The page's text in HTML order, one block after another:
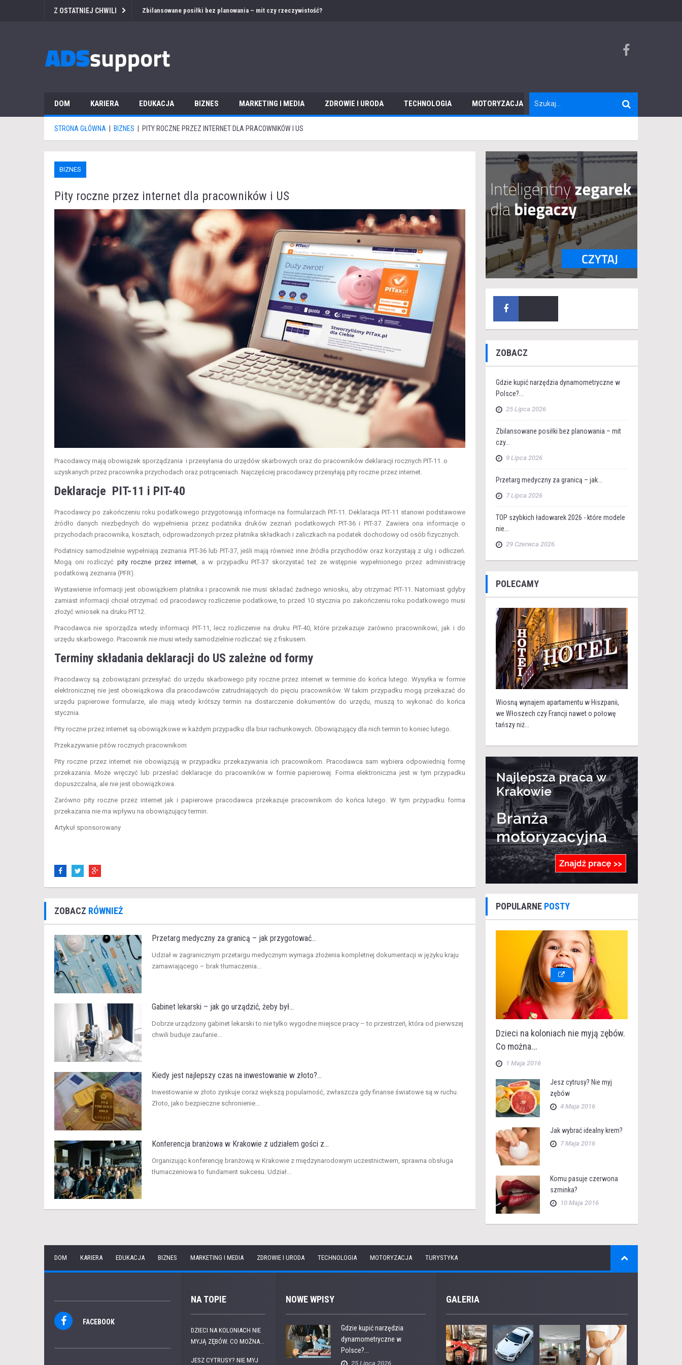
Z OSTATNIEJ CHWILI Przetarg medyczny za granicą – jak przygotować ofertę i dokumentację w obcym języku?
DOM KARIERA EDUKACJA BIZNES MARKETING I MEDIA ZDROWIE I URODA TECHNOLOGIA MOTORYZACJA TURYSTYKA
STRONA GŁÓWNA BIZNES PITY ROCZNE PRZEZ INTERNET DLA PRACOWNIKÓW I US
BIZNES
Pity roczne przez internet dla pracowników i US
Pracodawcy mają obowiązek sporządzania i przesyłania do urzędów skarbowych oraz do pracowników deklaracji rocznych PIT-11 .o
uzyskanych przez pracownika przychodach oraz potrąceniach. Najczęściej pracodawcy przesyłają pity roczne przez internet.
Deklaracje PIT-11 i PIT-40
Pracodawcy po zakończeniu roku podatkowego przygotowują informacje na formularzach PIT-11. Deklaracja PIT-11 stanowi podstawowe
źródło danych niezbędnych do wypełnienia przez podatnika druków zeznań podatkowych PIT-36 i PIT-37. Zawiera ona informacje o
przychodach pracownika, kosztach, odprowadzonych przez płatnika składkach i zaliczkach na podatek dochodowy od osób fizycznych.
Podatnicy samodzielnie wypełniają zeznania PIT-36 lub PIT-37, jeśli mają również inne źródła przychodów oraz korzystają z ulg i odliczeń.
Mogą oni rozliczyć pity roczne przez internet , a w przypadku PIT-37 skorzystać też ze wstępnie wypełnionego przez administrację
podatkową zeznania (PFR).
Wystawienie informacji jest obowiązkiem płatnika i pracownik nie musi składać żadnego wniosku, aby otrzymać PIT-11. Natomiast gdyby
zamiast informacji chciał otrzymać od pracodawcy rozliczenie podatkowe, to przed 10 stycznia po zakończeniu roku podatkowego musi
złożyć wniosek na druku PIT12.
Pracodawca nie sporządza wtedy informacji PIT-11, lecz rozliczenie na druku PIT-40, które przekazuje zarówno pracownikowi, jak i do
urzędu skarbowego. Pracownik nie musi wtedy samodzielnie rozliczać się z fiskusem.
Terminy składania deklaracji do US zależne od formy
Pracodawcy są zobowiązani przesyłać do urzędu skarbowego pity roczne przez internet w terminie do końca lutego. Wysyłka w formie
elektronicznej nie jest obowiązkowa dla pracodawców zatrudniających do pięciu pracowników. W takim przypadku mogą przekazać do
urzędu papierowe formularze, ale mają wtedy krótszy termin na dostarczenie dokumentów do urzędu, muszą to wykonać do końca
stycznia.
Pity roczne przez internet są obowiązkowe w każdym przypadku dla biur rachunkowych. Obowiązujący dla nich termin to koniec lutego.
Przekazywanie pitów rocznych pracownikom
Pity roczne przez internet nie obowiązują w przypadku przekazywania ich pracownikom. Pracodawca sam wybiera odpowiednią formę
przekazania. Może wręczyć lub przesłać deklaracje do pracowników w formie papierowej. Forma elektroniczna jest w tym przypadku
dopuszczalna, ale nie jest obowiązkowa.
Zarówno pity roczne przez internet jak i papierowe pracodawca przekazuje pracownikom do końca lutego. W tym przypadku forma
przekazania nie ma wpływu na obowiązujący termin.
Artykuł sponsorowany
ZOBACZ RÓWNIEŻ
Przetarg medyczny za granicą – jak przygotować...
​Udział w zagranicznym przetargu medycznym wymaga złożenia kompletnej dokumentacji w języku kraju
zamawiającego – brak tłumaczenia...
Gabinet lekarski – jak go urządzić, żeby był...
​Dobrze urządzony gabinet lekarski to nie tylko wygodne miejsce pracy – to przestrzeń, która od pierwszej
chwili buduje zaufanie...
Kiedy jest najlepszy czas na inwestowanie w złoto?...
​Inwestowanie w złoto zyskuje coraz większą popularność, zwłaszcza gdy finanse światowe są w ruchu.
Złoto, jako bezpieczne schronienie...
Konferencja branżowa w Krakowie z udziałem gości z...
​Organizując konferencję branżową w Krakowie z międzynarodowym uczestnictwem, sprawna obsługa
tłumaczeniowa to fundament sukcesu. Udział...
ZOBACZ
Gdzie kupić narzędzia dynamometryczne w
Polsce?...
25 Lipca 2026
Zbilansowane posiłki bez planowania – mit
czy...
9 Lipca 2026
Przetarg medyczny za granicą – jak...
7 Lipca 2026
TOP szybkich ładowarek 2026 - które modele
nie...
29 Czerwca 2026
POLECAMY
Wiosną wynajem apartamentu w Hiszpanii,
we Włoszech czy Francji nawet o połowę
tańszy niż...
POPULARNE POSTY
Dzieci na koloniach nie myją zębów.
Co można...
1 Maja 2016
Jesz cytrusy? Nie myj
zębów
4 Maja 2016
Jak wybrać idealny krem?
7 Maja 2016
Komu pasuje czerwona
szminka?
10 Maja 2016
DOM KARIERA EDUKACJA BIZNES MARKETING I MEDIA ZDROWIE I URODA TECHNOLOGIA MOTORYZACJA TURYSTYKA
FACEBOOK
NA TOPIE
DZIECI NA KOLONIACH NIE
MYJĄ ZĘBÓW. CO MOŻNA...
JESZ CYTRUSY? NIE MYJ
NOWE WPISY
Gdzie kupić narzędzia
dynamometryczne w
Polsce?...
25 Lipca 2026
GALERIA